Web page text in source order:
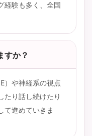
経験も多く、全国
すか？
）や神経系の視点
たり話し続けたり
て進めていきま